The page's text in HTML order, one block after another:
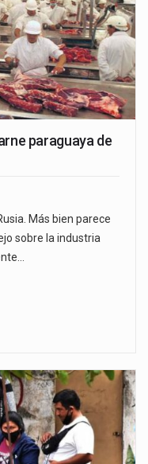
paraguaya de
Más bien parece
sobre la industria